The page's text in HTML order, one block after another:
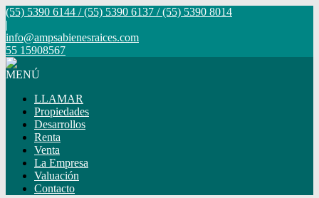
(55) 5390 6144 / (55) 5390 6137 / (55) 5390 8014
|
info@ampsabienesraices.com
55 15908567
MENÚ
LLAMAR
Propiedades
Desarrollos
Renta
Venta
La Empresa
Valuación
Contacto